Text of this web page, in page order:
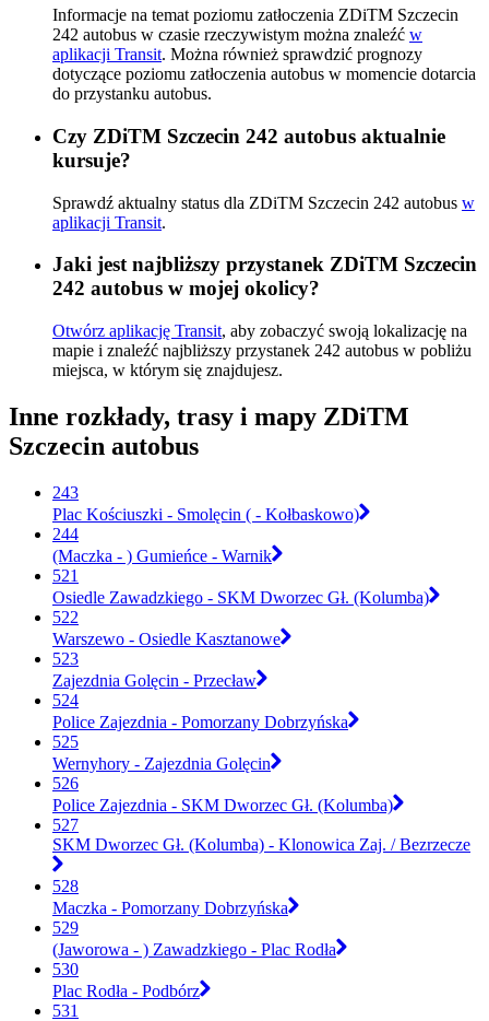
Informacje na temat poziomu zatłoczenia ZDiTM Szczecin
242 autobus w czasie rzeczywistym można znaleźć w
aplikacji Transit. Można również sprawdzić prognozy
dotyczące poziomu zatłoczenia autobus w momencie dotarcia
do przystanku autobus.
Czy ZDiTM Szczecin 242 autobus aktualnie
kursuje?
Sprawdź aktualny status dla ZDiTM Szczecin 242 autobus w
aplikacji Transit.
Jaki jest najbliższy przystanek ZDiTM Szczecin
242 autobus w mojej okolicy?
Otwórz aplikację Transit, aby zobaczyć swoją lokalizację na
mapie i znaleźć najbliższy przystanek 242 autobus w pobliżu
miejsca, w którym się znajdujesz.
Inne rozkłady, trasy i mapy ZDiTM
Szczecin autobus
243
Plac Kościuszki - Smolęcin ( - Kołbaskowo)
244
(Maczka - ) Gumieńce - Warnik
521
Osiedle Zawadzkiego - SKM Dworzec Gł. (Kolumba)
522
Warszewo - Osiedle Kasztanowe
523
Zajezdnia Golęcin - Przecław
524
Police Zajezdnia - Pomorzany Dobrzyńska
525
Wernyhory - Zajezdnia Golęcin
526
Police Zajezdnia - SKM Dworzec Gł. (Kolumba)
527
SKM Dworzec Gł. (Kolumba) - Klonowica Zaj. / Bezrzecze
528
Maczka - Pomorzany Dobrzyńska
529
(Jaworowa - ) Zawadzkiego - Plac Rodła
530
Plac Rodła - Podbórz
531